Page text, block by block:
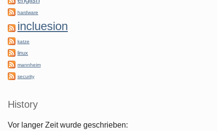
hardware
incluesion
katze
linux
mannheim
security
History
Vor langer Zeit wurde geschrieben: